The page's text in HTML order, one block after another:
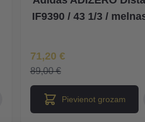
IF9390 / 43 1/3 /
Īpaša Cena
71,20 €
89,00 €
Pievienot grozam